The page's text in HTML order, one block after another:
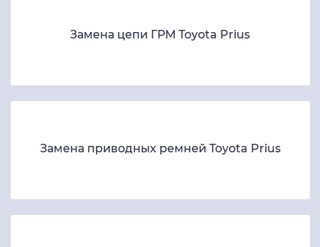
Замена цепи ГРМ Toyota Prius
Замена приводных ремней Toyota Prius